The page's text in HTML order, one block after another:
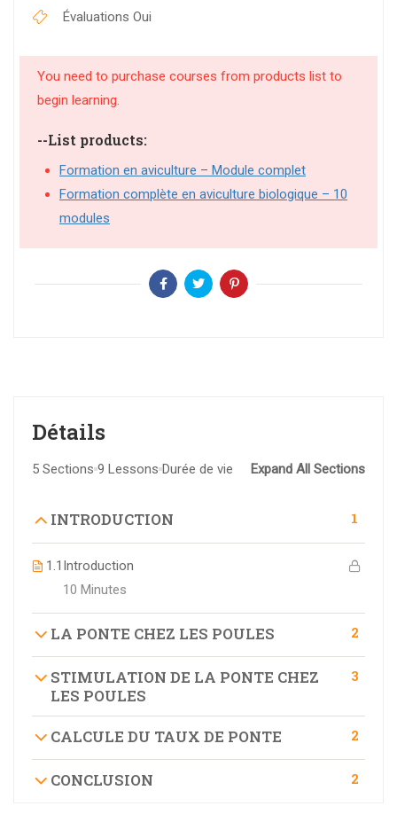
Détails
5 Sections 9 Lessons Durée de vie Expand All Sections
INTRODUCTION 1
1.1 Introduction
10 Minutes
LA PONTE CHEZ LES POULES 2
STIMULATION DE LA PONTE CHEZ
LES POULES
3
CALCULE DU TAUX DE PONTE 2
CONCLUSION 2
Évaluations Oui
You need to purchase courses from products list to
begin learning.
--List products:
Formation en aviculture – Module complet
Formation complète en aviculture biologique – 10
modules